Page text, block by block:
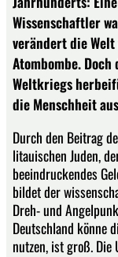
Wissenschaftler
verändert die
Atombombe.
Weltkriegs
die Menschheit
Durch den Beitrag
litauischen Juden,
beeindruckendes
bildet der
Dreh- und
Deutschland könne
nutzen, ist groß.